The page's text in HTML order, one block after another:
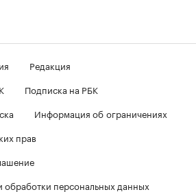
Редакция
Подписка на РБК
Информация об ограничениях
прав
персональных данных